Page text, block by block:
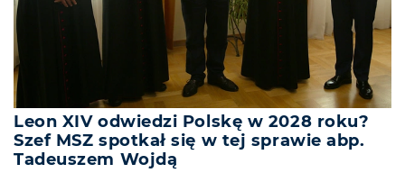
Leon XIV odwiedzi Polskę w 2028 roku?
Szef MSZ spotkał się w tej sprawie abp.
Tadeuszem Wojdą